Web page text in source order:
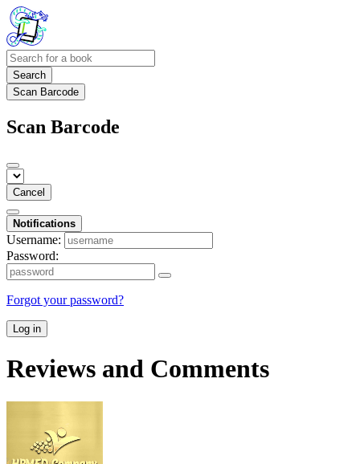
Search
Scan Barcode
Scan Barcode
Cancel
Notifications
Username:
Password:
Forgot your password?
Log in
Reviews and Comments